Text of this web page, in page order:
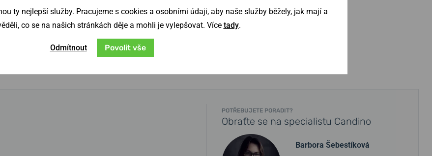
, známý svou přesností a dlouhou
dokonale ladí s pouzdrem. Model
zvládne sprchování, déšť, běžný kontakt
POTŘEBUJETE PORADIT?
Obraťte se na specialistu Candino
Barbora Šebestíková
ty nejlepší služby. Pracujeme s cookies a osobními údaji, aby naše služby běžely, jak mají a
co se na našich stránkách děje a mohli je vylepšovat. Více tady.
Odmítnout Povolit vše